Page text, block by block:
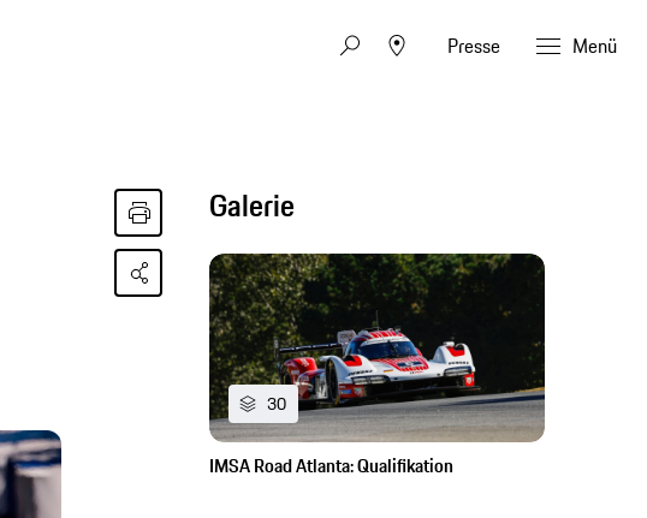
Presse Menü
Galerie
30
IMSA Road Atlanta: Qualifikation